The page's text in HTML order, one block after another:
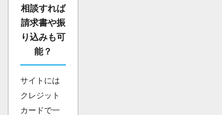
相談すれば
請求書や振
り込みも可
能？
サイトには
クレジット
カードで一